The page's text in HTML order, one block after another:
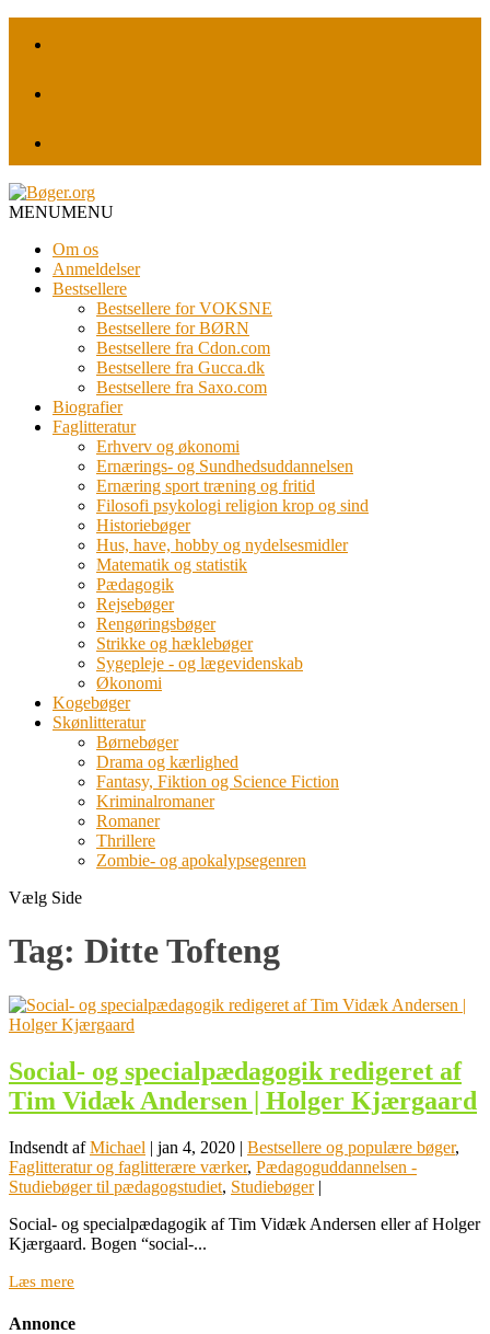
MENUMENU
Om os
Anmeldelser
Bestsellere
Bestsellere for VOKSNE
Bestsellere for BØRN
Bestsellere fra Cdon.com
Bestsellere fra Gucca.dk
Bestsellere fra Saxo.com
Biografier
Faglitteratur
Erhverv og økonomi
Ernærings- og Sundhedsuddannelsen
Ernæring sport træning og fritid
Filosofi psykologi religion krop og sind
Historiebøger
Hus, have, hobby og nydelsesmidler
Matematik og statistik
Pædagogik
Rejsebøger
Rengøringsbøger
Strikke og hæklebøger
Sygepleje - og lægevidenskab
Økonomi
Kogebøger
Skønlitteratur
Børnebøger
Drama og kærlighed
Fantasy, Fiktion og Science Fiction
Kriminalromaner
Romaner
Thrillere
Zombie- og apokalypsegenren
Vælg Side
Tag: Ditte Tofteng
Social- og specialpædagogik redigeret af
Tim Vidæk Andersen | Holger Kjærgaard
Indsendt afMichael | jan 4, 2020 | Bestsellere og populære bøger,
Faglitteratur og faglitterære værker, Pædagoguddannelsen -
Studiebøger til pædagogstudiet, Studiebøger|
Social- og specialpædagogik af Tim Vidæk Andersen eller af Holger
Kjærgaard. Bogen “social-...
Læs mere
Annonce